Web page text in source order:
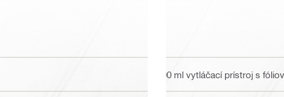
600 ml vytláčací prístroj s